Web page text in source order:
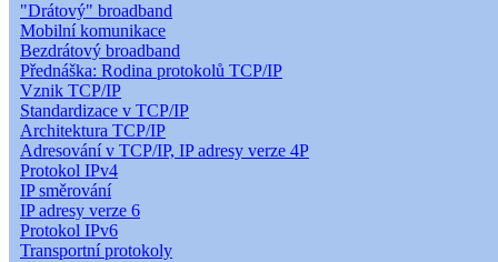
"Drátový" broadband
Mobilní komunikace
Bezdrátový broadband
Přednáška: Rodina protokolů TCP/IP
Vznik TCP/IP
Standardizace v TCP/IP
Architektura TCP/IP
Adresování v TCP/IP, IP adresy verze 4P
Protokol IPv4
IP směrování
IP adresy verze 6
Protokol IPv6
Transportní protokoly